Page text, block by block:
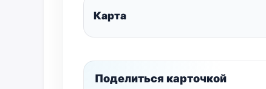
Карта
Поделиться карточкой